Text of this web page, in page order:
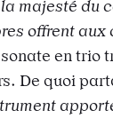
majesté du
offrent aux
en trio
De quoi